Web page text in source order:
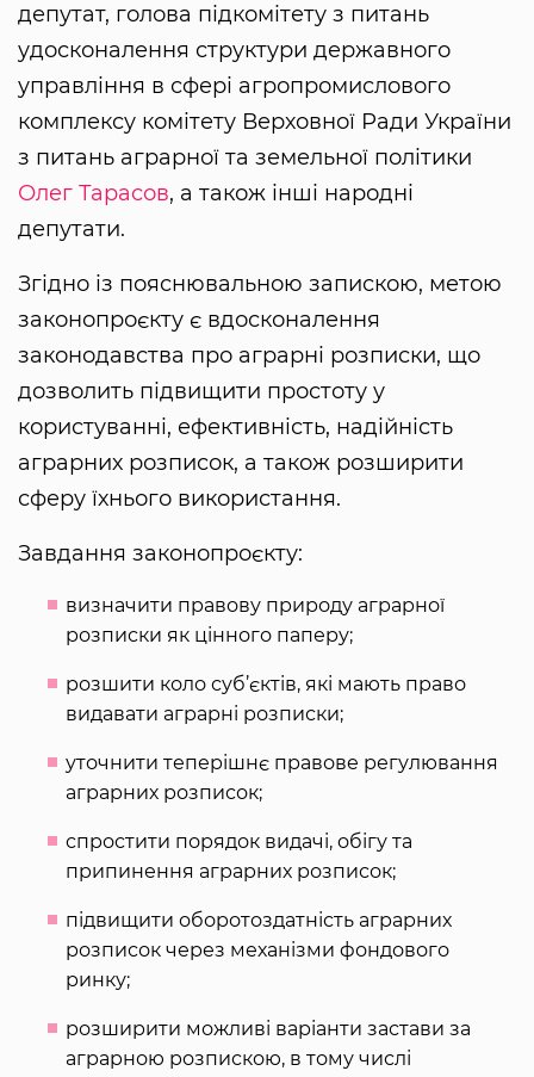
депутат, голова підкомітету з питань
удосконалення структури державного
управління в сфері агропромислового
комплексу комітету Верховної Ради України
з питань аграрної та земельної політики
Олег Тарасов, а також інші народні
депутати.
Згідно із пояснювальною запискою, метою
законопроєкту є вдосконалення
законодавства про аграрні розписки, що
дозволить підвищити простоту у
користуванні, ефективність, надійність
аграрних розписок, а також розширити
сферу їхнього використання.
Завдання законопроєкту:
визначити правову природу аграрної
розписки як цінного паперу;
розшити коло суб’єктів, які мають право
видавати аграрні розписки;
уточнити теперішнє правове регулювання
аграрних розписок;
спростити порядок видачі, обігу та
припинення аграрних розписок;
підвищити оборотоздатність аграрних
розписок через механізми фондового
ринку;
розширити можливі варіанти застави за
аграрною розпискою, в тому числі